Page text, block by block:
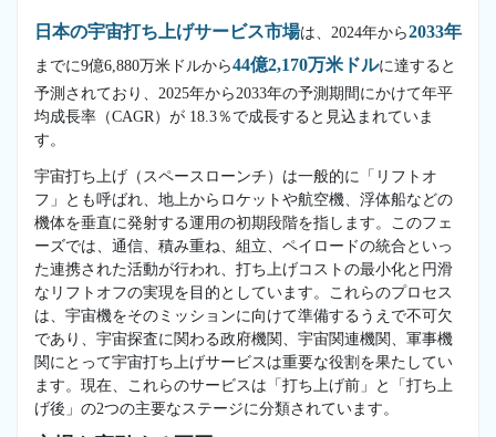
日本の宇宙打ち上げサービス市場は、2024年から2033年
までに9億6,880万米ドルから44億2,170万米ドルに達すると
予測されており、2025年から2033年の予測期間にかけて年平
均成長率（CAGR）が 18.3％で成長すると見込まれていま
す。
宇宙打ち上げ（スペースローンチ）は一般的に「リフトオ
フ」とも呼ばれ、地上からロケットや航空機、浮体船などの
機体を垂直に発射する運用の初期段階を指します。このフェ
ーズでは、通信、積み重ね、組立、ペイロードの統合といっ
た連携された活動が行われ、打ち上げコストの最小化と円滑
なリフトオフの実現を目的としています。これらのプロセス
は、宇宙機をそのミッションに向けて準備するうえで不可欠
であり、宇宙探査に関わる政府機関、宇宙関連機関、軍事機
関にとって宇宙打ち上げサービスは重要な役割を果たしてい
ます。現在、これらのサービスは「打ち上げ前」と「打ち上
げ後」の2つの主要なステージに分類されています。